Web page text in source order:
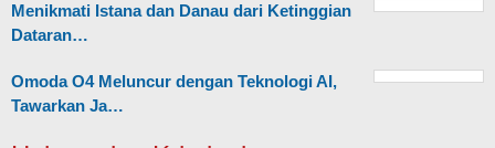
Menikmati Istana dan Danau dari Ketinggian
Dataran…
Omoda O4 Meluncur dengan Teknologi AI,
Tawarkan Ja…